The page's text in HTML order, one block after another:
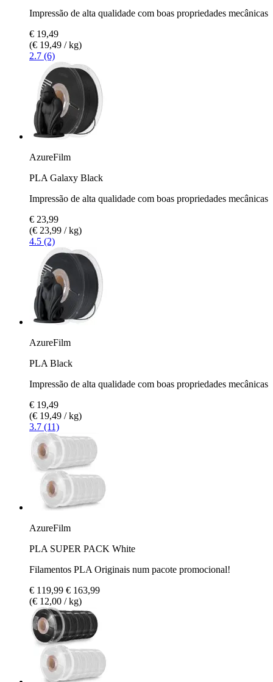
Impressão de alta qualidade com boas propriedades mecânicas
€ 19,49
(€ 19,49 / kg)
2.7 (6)
AzureFilm
PLA Galaxy Black
Impressão de alta qualidade com boas propriedades mecânicas
€ 23,99
(€ 23,99 / kg)
4.5 (2)
AzureFilm
PLA Black
Impressão de alta qualidade com boas propriedades mecânicas
€ 19,49
(€ 19,49 / kg)
3.7 (11)
AzureFilm
PLA SUPER PACK White
Filamentos PLA Originais num pacote promocional!
€ 119,99 € 163,99
(€ 12,00 / kg)